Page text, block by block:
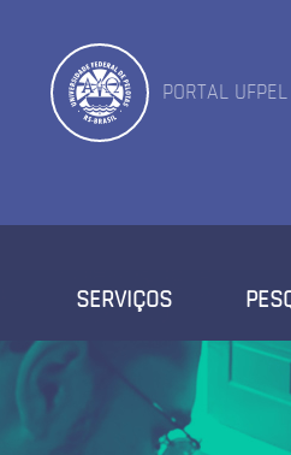
PORTAL UFPEL
SERVIÇOS